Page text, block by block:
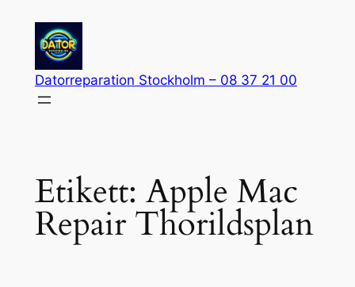
innehåll
Datorreparation Stockholm – 08 37 21 00
Etikett: Apple Mac
Repair Thorildsplan